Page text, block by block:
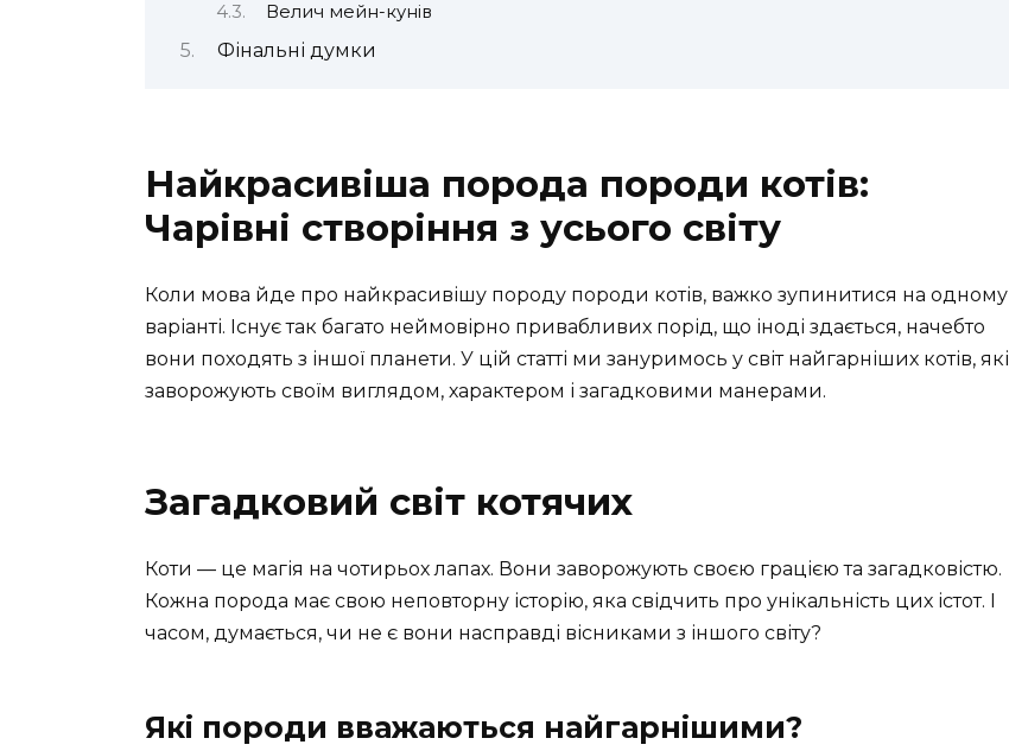
Велич мейн-кунів
Фінальні думки
Найкрасивіша порода породи котів:
Чарівні створіння з усього світу
Коли мова йде про найкрасивішу породу породи котів, важко зупинитися на одному
варіанті. Існує так багато неймовірно привабливих порід, що іноді здається, начебто
вони походять з іншої планети. У цій статті ми зануримось у світ найгарніших котів, які
заворожують своїм виглядом, характером і загадковими манерами.
Загадковий світ котячих
Коти — це магія на чотирьох лапах. Вони заворожують своєю грацією та загадковістю.
Кожна порода має свою неповторну історію, яка свідчить про унікальність цих істот. І
часом, думається, чи не є вони насправді вісниками з іншого світу?
Які породи вважаються найгарнішими?